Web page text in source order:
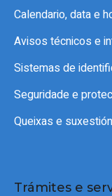
Calendario, data e
Avisos técnicos e
Sistemas de
Seguridade e
Queixas e
Trámites e